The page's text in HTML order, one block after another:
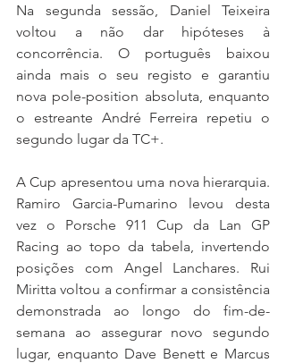
Na segunda sessão, Daniel Teixeira
voltou a não dar hipóteses à
concorrência. O português baixou
ainda mais o seu registo e garantiu
nova pole-position absoluta, enquanto
o estreante André Ferreira repetiu o
segundo lugar da TC+.
A Cup apresentou uma nova hierarquia.
Ramiro Garcia-Pumarino levou desta
vez o Porsche 911 Cup da Lan GP
Racing ao topo da tabela, invertendo
posições com Angel Lanchares. Rui
Miritta voltou a confirmar a consistência
demonstrada ao longo do fim-de-
semana ao assegurar novo segundo
lugar, enquanto Dave Benett e Marcus